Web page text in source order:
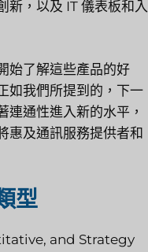
新，以及 IT 儀表板和入
始了解這些產品的好
如我們所提到的，下一
連通性進入新的水平，
惠及通訊服務提供者和
型
and Strategy